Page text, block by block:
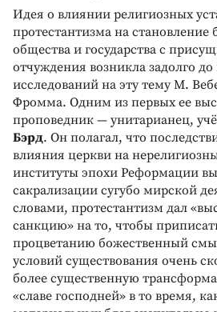
Идея о влиянии религиозных
протестантизма на становление
общества и государства с
отчуждения возникла задолго до
исследований на эту тему М.
Фромма. Одним из первых ее
проповедник — унитарианец,
Бэрд. Он полагал, что
влияния церкви на
институты эпохи Реформации
сакрализации сугубо мирской
словами, протестантизм дал
санкцию» на то, чтобы
процветанию божественный
условий существования очень
более существенную
«славе господней» в то время,